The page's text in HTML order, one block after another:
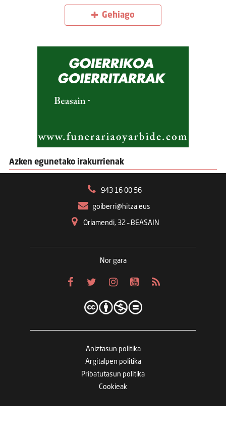
Gehiago
Azken egunetako irakurrienak
943 16 00 56
goiberri@hitza.eus
Oriamendi, 32 – BEASAIN
Nor gara
Aniztasun politika
Argitalpen politika
Pribatutasun politika
Cookieak